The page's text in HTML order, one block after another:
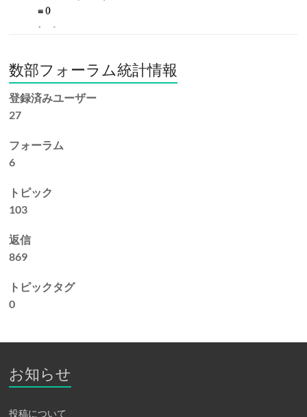
数部フォーラム統計情報
登録済みユーザー
27
フォーラム
6
トピック
103
返信
869
トピックタグ
0
お知らせ
投稿について